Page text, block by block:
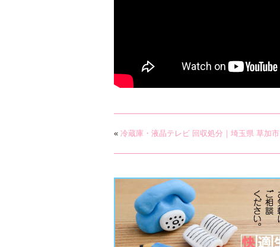
« 冷蔵庫・液晶テレビ 回収処分｜埼玉県 草加市